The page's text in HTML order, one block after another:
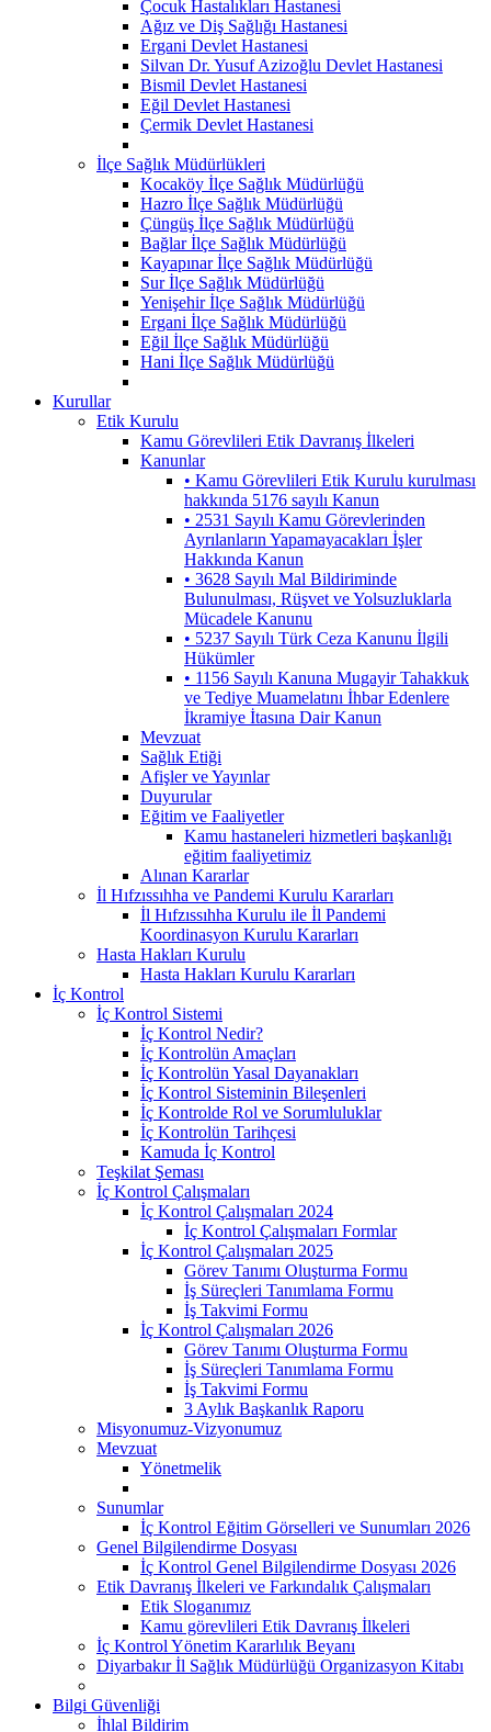
Çocuk Hastalıkları Hastanesi
Ağız ve Diş Sağlığı Hastanesi
Ergani Devlet Hastanesi
Silvan Dr. Yusuf Azizoğlu Devlet Hastanesi
Bismil Devlet Hastanesi
Eğil Devlet Hastanesi
Çermik Devlet Hastanesi
İlçe Sağlık Müdürlükleri
Kocaköy İlçe Sağlık Müdürlüğü
Hazro İlçe Sağlık Müdürlüğü
Çüngüş İlçe Sağlık Müdürlüğü
Bağlar İlçe Sağlık Müdürlüğü
Kayapınar İlçe Sağlık Müdürlüğü
Sur İlçe Sağlık Müdürlüğü
Yenişehir İlçe Sağlık Müdürlüğü
Ergani İlçe Sağlık Müdürlüğü
Eğil İlçe Sağlık Müdürlüğü
Hani İlçe Sağlık Müdürlüğü
Kurullar
Etik Kurulu
Kamu Görevlileri Etik Davranış İlkeleri
Kanunlar
• Kamu Görevlileri Etik Kurulu kurulması
hakkında 5176 sayılı Kanun
• 2531 Sayılı Kamu Görevlerinden
Ayrılanların Yapamayacakları İşler
Hakkında Kanun
• 3628 Sayılı Mal Bildiriminde
Bulunulması, Rüşvet ve Yolsuzluklarla
Mücadele Kanunu
• 5237 Sayılı Türk Ceza Kanunu İlgili
Hükümler
• 1156 Sayılı Kanuna Mugayir Tahakkuk
ve Tediye Muamelatını İhbar Edenlere
İkramiye İtasına Dair Kanun
Mevzuat
Sağlık Etiği
Afişler ve Yayınlar
Duyurular
Eğitim ve Faaliyetler
Kamu hastaneleri hizmetleri başkanlığı
eğitim faaliyetimiz
Alınan Kararlar
İl Hıfzıssıhha ve Pandemi Kurulu Kararları
İl Hıfzıssıhha Kurulu ile İl Pandemi
Koordinasyon Kurulu Kararları
Hasta Hakları Kurulu
Hasta Hakları Kurulu Kararları
İç Kontrol
İç Kontrol Sistemi
İç Kontrol Nedir?
İç Kontrolün Amaçları
İç Kontrolün Yasal Dayanakları
İç Kontrol Sisteminin Bileşenleri
İç Kontrolde Rol ve Sorumluluklar
İç Kontrolün Tarihçesi
Kamuda İç Kontrol
Teşkilat Şeması
İç Kontrol Çalışmaları
İç Kontrol Çalışmaları 2024
İç Kontrol Çalışmaları Formlar
İç Kontrol Çalışmaları 2025
Görev Tanımı Oluşturma Formu
İş Süreçleri Tanımlama Formu
İş Takvimi Formu
İç Kontrol Çalışmaları 2026
Görev Tanımı Oluşturma Formu
İş Süreçleri Tanımlama Formu
İş Takvimi Formu
3 Aylık Başkanlık Raporu
Misyonumuz-Vizyonumuz
Mevzuat
Yönetmelik
Sunumlar
İç Kontrol Eğitim Görselleri ve Sunumları 2026
Genel Bilgilendirme Dosyası
İç Kontrol Genel Bilgilendirme Dosyası 2026
Etik Davranış İlkeleri ve Farkındalık Çalışmaları
Etik Sloganımız
Kamu görevlileri Etik Davranış İlkeleri
İç Kontrol Yönetim Kararlılık Beyanı
Diyarbakır İl Sağlık Müdürlüğü Organizasyon Kitabı
Bilgi Güvenliği
İhlal Bildirim